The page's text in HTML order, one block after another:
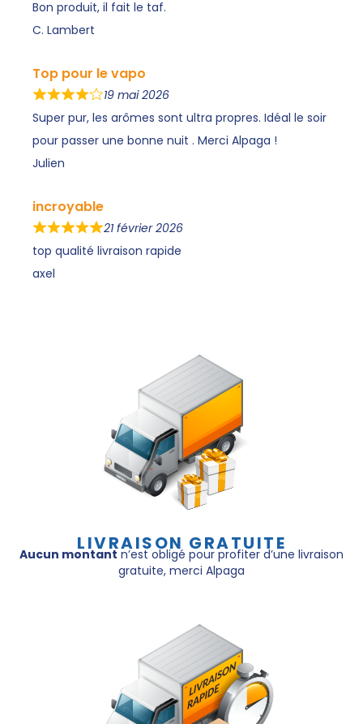
Bon produit, il fait le taf.
C. Lambert
Top pour le vapo
19 mai 2026
Super pur, les arômes sont ultra propres. Idéal le soir
pour passer une bonne nuit . Merci Alpaga !
Julien
incroyable
21 février 2026
top qualité livraison rapide
axel
LIVRAISON GRATUITE
Aucun montant n’est obligé pour profiter d’une livraison
gratuite, merci Alpaga